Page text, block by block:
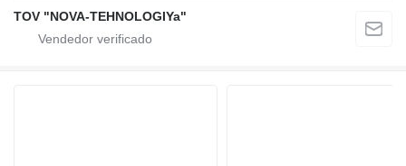
TOV "NOVA-TEHNOLOGIYa"